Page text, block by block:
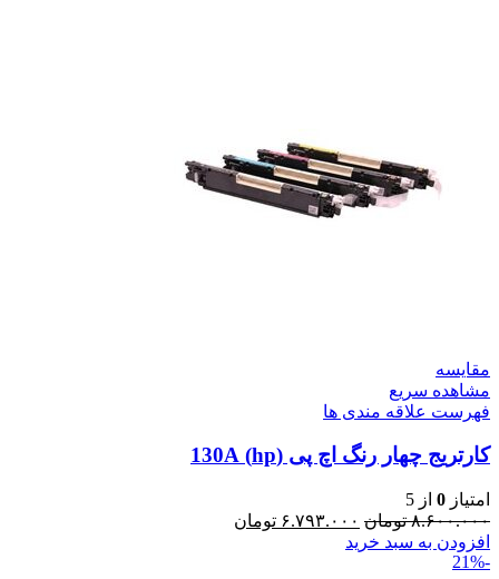
مقایسه
مشاهده سریع
فهرست علاقه مندی ها
کارتریج چهار رنگ اچ پی (hp) 130A
امتیاز 0 از 5
۸.۶۰۰.۰۰۰ تومان ۶.۷۹۳.۰۰۰ تومان
افزودن به سبد خرید
-21%